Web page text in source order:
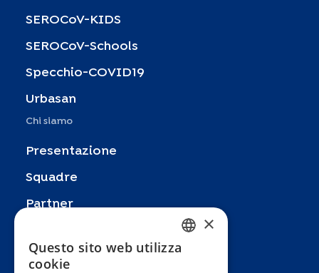
SEROCoV-KIDS
SEROCoV-Schools
Specchio-COVID19
Urbasan
Chi siamo
Presentazione
Squadre
Partner
Zoom In
FRENCH
×
Questo sito web utilizza
cookie